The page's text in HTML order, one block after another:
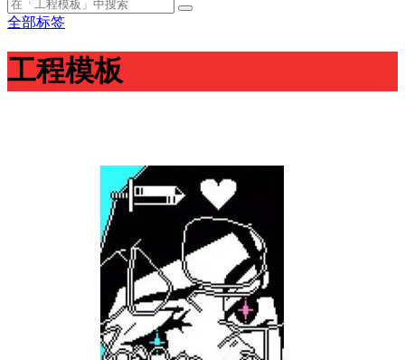
全部标签
工程模板